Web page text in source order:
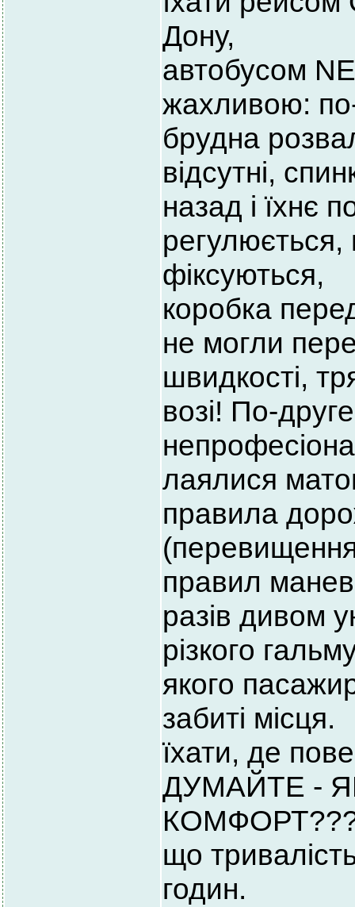
Дону,
автобусом
жахливою:
брудна
відсутні,
назад і їхнє
регулюється,
фіксуються,
коробка
не могли
швидкості,
возі! По-
лаялися
правила
правил
разів дивом
різкого
якого
забиті місця.
їхати, де
ДУМАЙТЕ -
КОМФОРТ???
що
годин.